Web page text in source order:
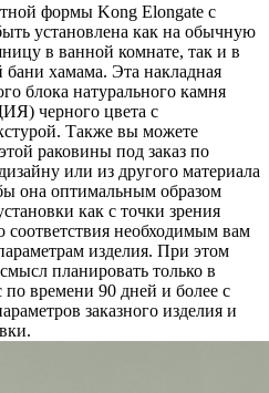
формы Kong Elongate с
установлена как на обычную
в ванной комнате, так и в
бани хамама. Эта накладная
блока натурального камня
черного цвета c
Также вы можете
раковины под заказ по
или из другого материала
она оптимальным образом
как с точки зрения
соответствия необходимым вам
изделия. При этом
планировать только в
по времени 90 дней и более с
заказного изделия и